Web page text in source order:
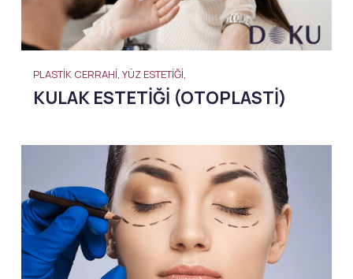
PLASTIK CERRAHI, YÜZ ESTETIĞI,
KULAK ESTETIĞI (OTOPLASTI)